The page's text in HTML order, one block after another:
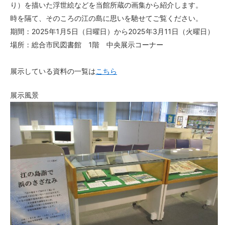
り）を描いた浮世絵などを当館所蔵の画集から紹介します。
時を隔て、そのころの江の島に思いを馳せてご覧ください。
期間：2025年1月5日（日曜日）から2025年3月11日（火曜日）
場所：総合市民図書館 1階 中央展示コーナー
展示している資料の一覧はこちら
展示風景